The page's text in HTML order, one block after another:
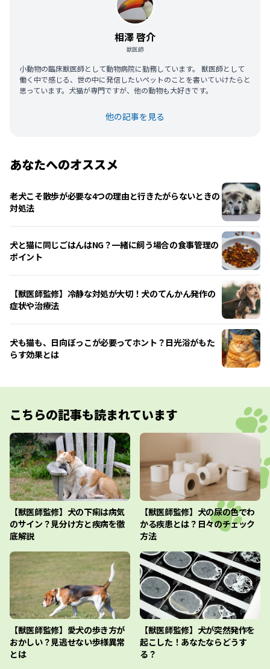
相澤 啓介
獣医師
小動物の臨床獣医師として動物病院に勤務しています。 獣医師として
働く中で感じる、世の中に発信したいペットのことを書いていけたらと
思っています。犬猫が専門ですが、他の動物も大好きです。
他の記事を見る
あなたへのオススメ
老犬こそ散歩が必要な4つの理由と行きたがらないときの
対処法
犬と猫に同じごはんはNG？一緒に飼う場合の食事管理の
ポイント
【獣医師監修】冷静な対処が大切！犬のてんかん発作の
症状や治療法
犬も猫も、日向ぼっこが必要ってホント？日光浴がもた
らす効果とは
こちらの記事も読まれています
【獣医師監修】犬の下痢は病気
のサイン？見分け方と疾病を徹
底解説
【獣医師監修】犬の尿の色でわ
かる疾患とは？日々のチェック
方法
【獣医師監修】愛犬の歩き方が
おかしい？見逃せない歩様異常
とは
【獣医師監修】犬が突然発作を
起こした！あなたならどうす
る？